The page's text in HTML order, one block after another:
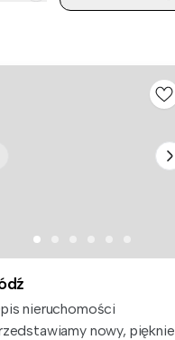
nieruchomości
nowy, pięknie